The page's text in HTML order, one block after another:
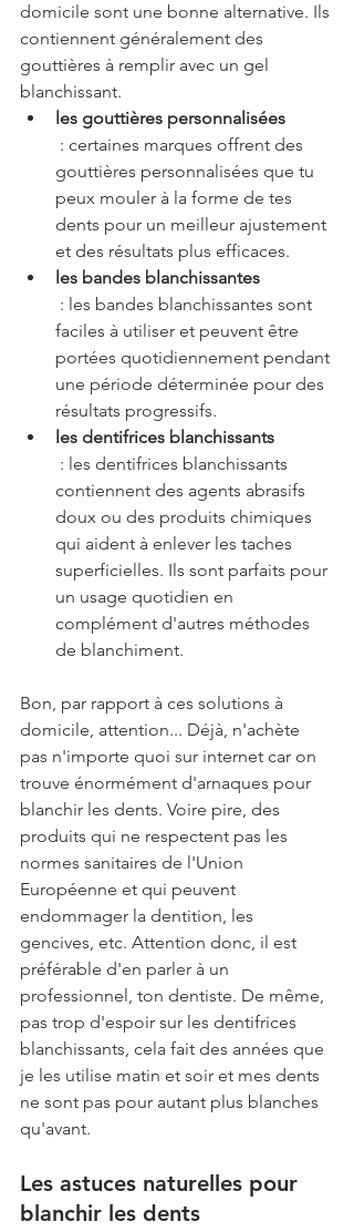
domicile sont une bonne alternative. Ils
contiennent généralement des
gouttières à remplir avec un gel
blanchissant.
les gouttières personnalisées
gouttières personnalisées que tu
peux mouler à la forme de tes
dents pour un meilleur ajustement
et des résultats plus efficaces.
les bandes blanchissantes
faciles à utiliser et peuvent être
portées quotidiennement pendant
une période déterminée pour des
résultats progressifs.
les dentifrices blanchissants
contiennent des agents abrasifs
doux ou des produits chimiques
qui aident à enlever les taches
superficielles. Ils sont parfaits pour
un usage quotidien en
complément d'autres méthodes
de blanchiment.
Bon, par rapport à ces solutions à
domicile, attention... Déjà, n'achète
pas n'importe quoi sur internet car on
trouve énormément d'arnaques pour
blanchir les dents. Voire pire, des
produits qui ne respectent pas les
normes sanitaires de l'Union
Européenne et qui peuvent
endommager la dentition, les
gencives, etc. Attention donc, il est
préférable d'en parler à un
professionnel, ton dentiste. De même,
pas trop d'espoir sur les dentifrices
blanchissants, cela fait des années que
je les utilise matin et soir et mes dents
ne sont pas pour autant plus blanches
qu'avant.
Les astuces naturelles pour
blanchir les dents